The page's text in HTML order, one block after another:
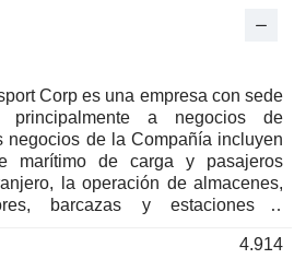
Corp es una empresa con sede
principalmente a negocios de
negocios de la Compañía incluyen
marítimo de carga y pasajeros
la operación de almacenes,
barcazas y estaciones y
de buques, la reparación, el
4.914